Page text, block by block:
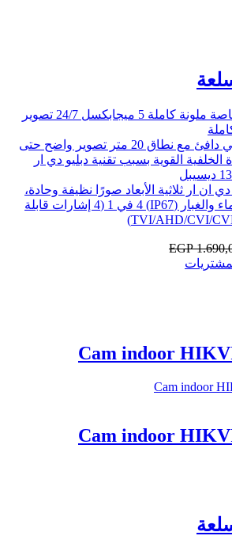
كاميرا رصاصة ملونة كاملة 5 ميجابكسل 24/7 تصوير
ضوء إضافي دافئ مع نطاق 20 متر تصوير واضح حتى
الخلفية القوية بسبب تقنية دبليو دي ار
ان ار ثلاثية الأبعاد صورًا نظيفة وحادة،
مقاومة للماء والغبار (IP67) 4 في 1 (4 إشارات قابلة
EGP
Cam indoor
Cam indoor